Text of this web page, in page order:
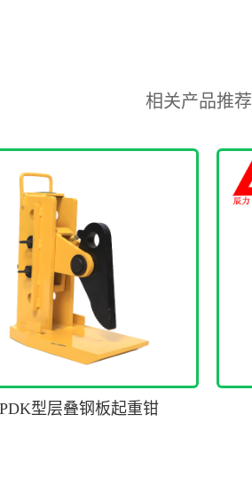
相关产品推荐
PDK型层叠钢板起重钳